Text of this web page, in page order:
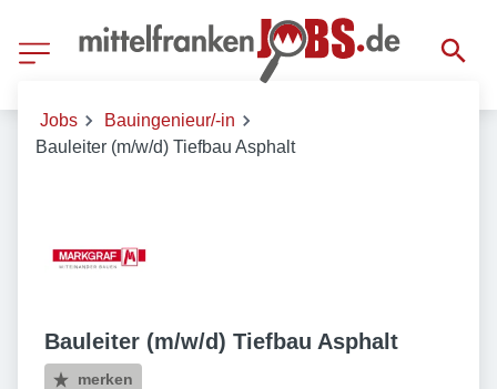
Jobs
Bauingenieur/-in
Bauleiter (m/w/d) Tiefbau Asphalt
Bauleiter (m/w/d) Tiefbau Asphalt
merken